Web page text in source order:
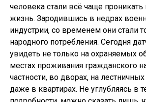
человека стали всё чаще
жизнь. Зародившись в недрах
индустрии, со временем они стали
народного потребления. Сегодня
увидеть не только на охраняемых
местах проживания гражданского
частности, во дворах, на
даже в квартирах. Не углубляясь в